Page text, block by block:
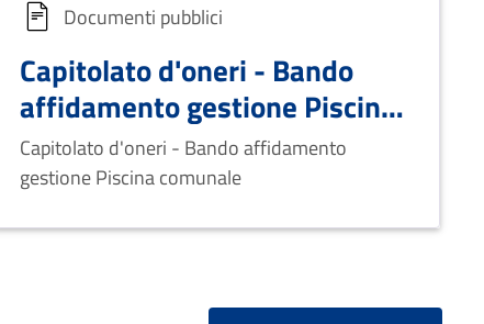
Documenti pubblici
Capitolato d'oneri - Bando
affidamento gestione Piscina
comunale
Capitolato d'oneri - Bando affidamento
gestione Piscina comunale